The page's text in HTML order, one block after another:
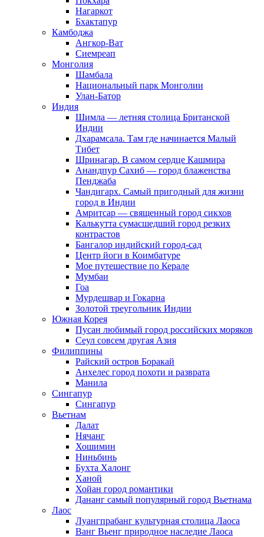
Нагаркот
Бхактапур
Камбоджа
Ангкор-Ват
Сиемреап
Монголия
Шамбала
Национальный парк Монголии
Улан-Батор
Индия
Шимла — летняя столица Британской
Индии
Дхарамсала. Там где начинается Малый
Тибет
Шринагар. В самом сердце Кашмира
Анандпур Сахиб — город блаженства
Пенджаба
Чандигарх. Самый пригодный для жизни
город в Индии
Амритсар — священный город сикхов
Калькутта сумасшедший город резких
контрастов
Бангалор индийский город-сад
Центр йоги в Коимбатуре
Мое путешествие по Керале
Мумбаи
Гоа
Мурдешвар и Гокарна
Золотой треугольник Индии
Южная Корея
Пусан любимый город российских моряков
Сеул совсем другая Азия
Филиппины
Райский остров Боракай
Анхелес город похоти и разврата
Манила
Сингапур
Сингапур
Вьетнам
Далат
Нячанг
Хошимин
Ниньбинь
Бухта Халонг
Ханой
Хойан город романтики
Дананг самый популярный город Вьетнама
Лаос
Луангпрабанг культурная столица Лаоса
Ванг Вьенг природное наследие Лаоса